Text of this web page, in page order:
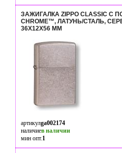
ЗАЖИГАЛКА ZIPPO CLASSIC С
CHROME™, ЛАТУНЬ/СТАЛЬ,
36X12X56 ММ
артикулga002174
наличиев наличии
мин опт.1